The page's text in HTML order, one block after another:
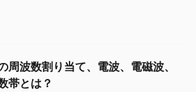
周波数割り当て、電波、電磁波、
帯とは？